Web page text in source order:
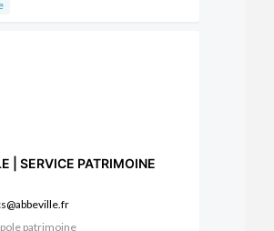
| SERVICE PATRIMOINE
patrimoine